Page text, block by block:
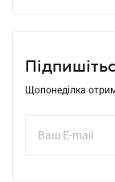
Щопонеділка